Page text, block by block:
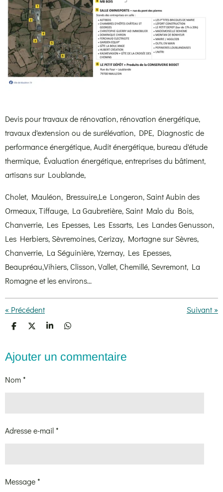
Devis pour travaux de rénovation, rénovation énergétique,
travaux d'extension ou de surélévation, DPE, Diagnostic de
performance énergétique, Audit énergétique, bureau d'étude
thermique, Évaluation énergétique, entreprises du bâtiment,
artisans sur Loublande,
Cholet, Mauléon, Bressuire,Le Longeron, Saint Aubin des
Ormeaux, Tiffauge, La Gaubretière, Saint Malo du Bois,
Chanverrie, Les Epesses, Les Essarts, Les Landes Genusson,
Les Herbiers, Sèvremoines, Cerizay, Mortagne sur Sèvres,
Chanverrie, La Séguinière, Yzernay, Les Epesses,
Beaupréau,Vihiers, Clisson, Vallet, Chemillé, Sevremont, La
Romagne et les environs...
« Précédent Suivant»
P
t
a
e
r
P
t
a
P
t
a
P
t
a
Ajouter un commentaire
Nom *
Adresse e-mail *
Message *